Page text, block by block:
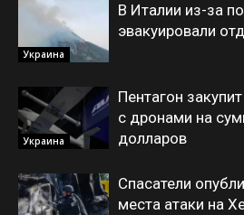
Украина
В Италии из-за
эвакуировали
Украина
Пентагон
с дронами на
долларов
Спасатели
места атаки на